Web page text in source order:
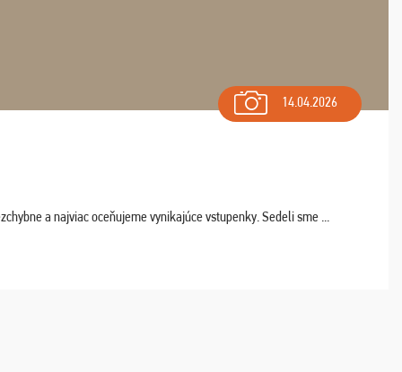
14.04.2026
a najviac oceňujeme vynikajúce vstupenky. Sedeli sme ...